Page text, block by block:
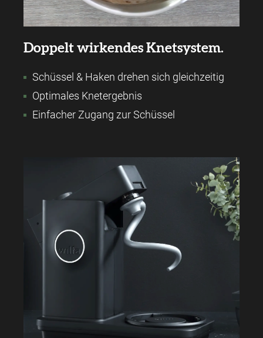
Doppelt wirkendes Knetsystem.
Schüssel & Haken drehen sich gleichzeitig
Optimales Knetergebnis
Einfacher Zugang zur Schüssel